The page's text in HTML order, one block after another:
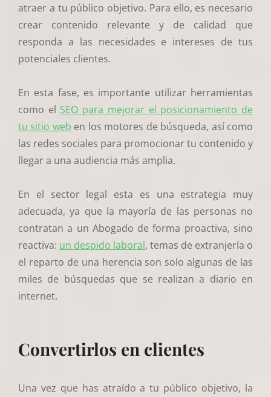
atraer a tu público objetivo. Para ello, es necesario
crear contenido relevante y de calidad que
responda a las necesidades e intereses de tus
potenciales clientes.
En esta fase, es importante utilizar herramientas
como el SEO para mejorar el posicionamiento de
tu sitio web en los motores de búsqueda, así como
las redes sociales para promocionar tu contenido y
llegar a una audiencia más amplia.
En el sector legal esta es una estrategia muy
adecuada, ya que la mayoría de las personas no
contratan a un Abogado de forma proactiva, sino
reactiva: un despido laboral, temas de extranjería o
el reparto de una herencia son solo algunas de las
miles de búsquedas que se realizan a diario en
internet.
Convertirlos en clientes
Una vez que has atraído a tu público objetivo, la